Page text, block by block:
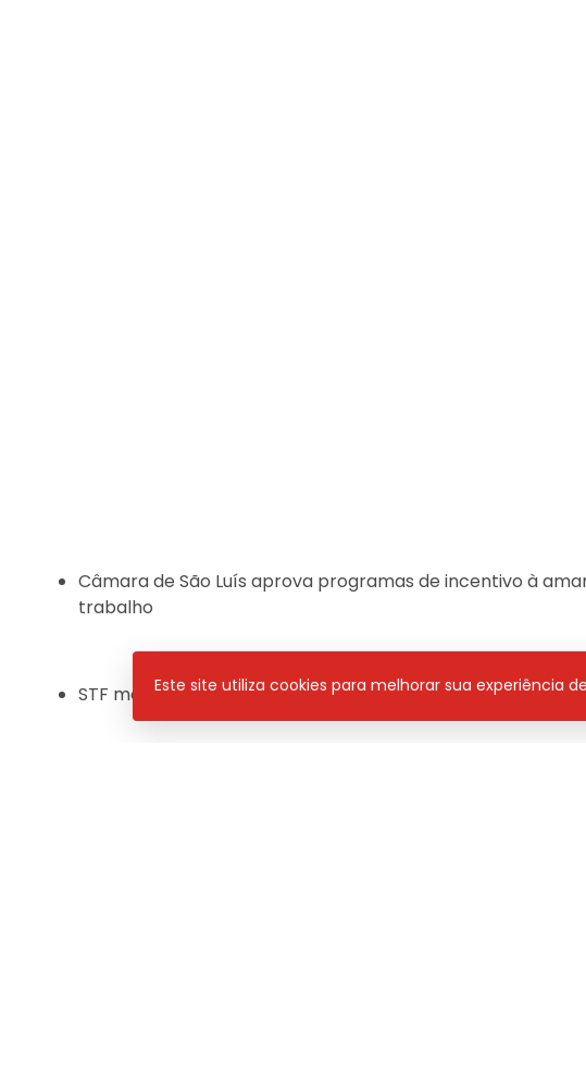
Câmara de São Luís aprova programas de incentivo à
trabalho
STF mantém decisão que obriga Governo do Maranhão a
Este site utiliza cookies para melhorar sua experiência